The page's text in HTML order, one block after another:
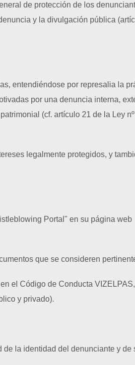
de protección de los
y la divulgación pública
entendiéndose por represalia la
por una denuncia interna,
(cf. artículo 21 de la Ley
legalmente protegidos, y
Portal" en su página web
que se consideren
el Código de Conducta
y privado).
la identidad del denunciante y de